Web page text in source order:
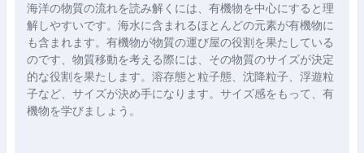
海洋の物質の流れを読み解くには、有機物を中心にすると理
解しやすいです。海水に含まれるほとんどの元素が有機物に
も含まれます。有機物が物質の運び屋の役割を果たしている
のです、物質移動を考える際には、その物質のサイズが決定
的な役割を果たします。溶存態と粒子態、沈降粒子、浮遊粒
子など、サイズが決め手になります。サイズ感をもって、有
機物を学びましょう。